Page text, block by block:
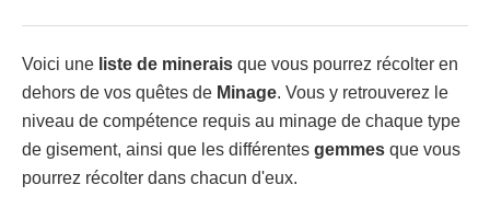
Voici une liste de minerais que vous pourrez récolter en
dehors de vos quêtes de Minage. Vous y retrouverez le
niveau de compétence requis au minage de chaque type
de gisement, ainsi que les différentes gemmes que vous
pourrez récolter dans chacun d'eux.